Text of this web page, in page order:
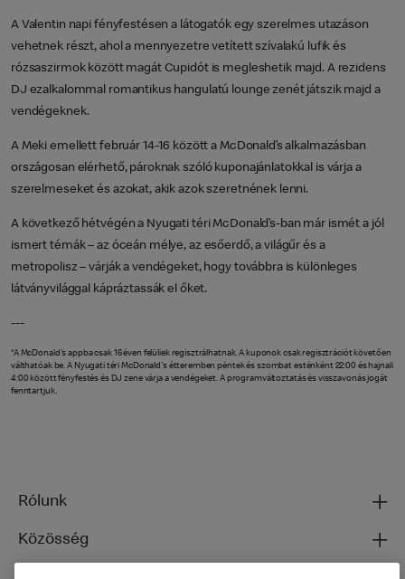
A Valentin napi fényfestésen a látogatók egy szerelmes utazáson
vehetnek részt, ahol a mennyezetre vetített szívalakú lufik és
rózsaszirmok között magát Cupidót is megleshetik majd. A rezidens
DJ ezalkalommal romantikus hangulatú lounge zenét játszik majd a
vendégeknek.
A Meki emellett február 14-16 között a McDonald’s alkalmazásban
országosan elérhető, pároknak szóló kuponajánlatokkal is várja a
szerelmeseket és azokat, akik azok szeretnének lenni.
A következő hétvégén a Nyugati téri McDonald’s-ban már ismét a jól
ismert témák – az óceán mélye, az esőerdő, a világűr és a
metropolisz – várják a vendégeket, hogy továbbra is különleges
látványvilággal kápráztassák el őket.
---
*A McDonald's appba csak 16 éven felüliek regisztrálhatnak. A kuponok csak regisztrációt követően
válthatóak be. A Nyugati téri McDonald's étteremben péntek és szombat esténként 22:00 és hajnali
4:00 között fényfestés és DJ zene várja a vendégeket. A programváltoztatás és visszavonás jogát
fenntartjuk.
Rólunk
Közösség